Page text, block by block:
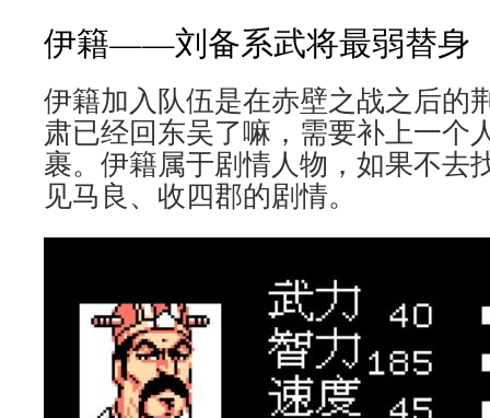
伊籍——刘备系武将最弱替身
伊籍加入队伍是在赤壁之战之后的
肃已经回东吴了嘛，需要补上一个
裹。伊籍属于剧情人物，如果不去
见马良、收四郡的剧情。